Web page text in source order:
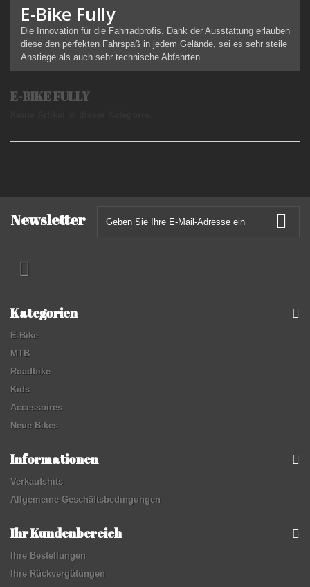
E-Bike Fully
Die Innovation für die Fahrradprofis. Dank der Ausstattung erlauben
diese den perfekten Fahrspaß in jedem Gelände, sei es sehr steile
Anstiege als auch sehr technische Abfahrten.
E-BIKE FULLY
Newsletter
Kategorien
E-Bike
MTB
Roadbike
Kids
Accessoires
Neue Bikes
Informationen
Verkaufshits
Allgemeine Geschäftsbedingungen
Ihr Kundenbereich
Ihre Bestellungen
Ihre Rückvergütungen